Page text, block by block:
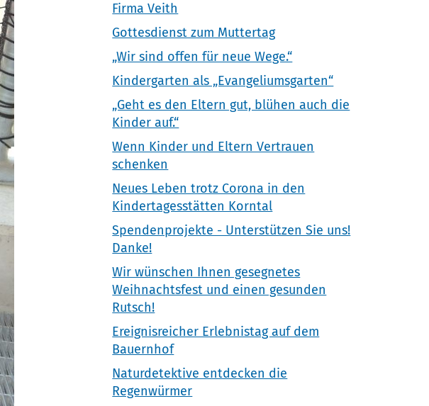
Firma Veith
Gottesdienst zum Muttertag
„Wir sind offen für neue Wege.“
Kindergarten als „Evangeliumsgarten“
„Geht es den Eltern gut, blühen auch die
Kinder auf.“
Wenn Kinder und Eltern Vertrauen
schenken
Neues Leben trotz Corona in den
Kindertagesstätten Korntal
Spendenprojekte - Unterstützen Sie uns!
Danke!
Wir wünschen Ihnen gesegnetes
Weihnachtsfest und einen gesunden
Rutsch!
Ereignisreicher Erlebnistag auf dem
Bauernhof
Naturdetektive entdecken die
Regenwürmer